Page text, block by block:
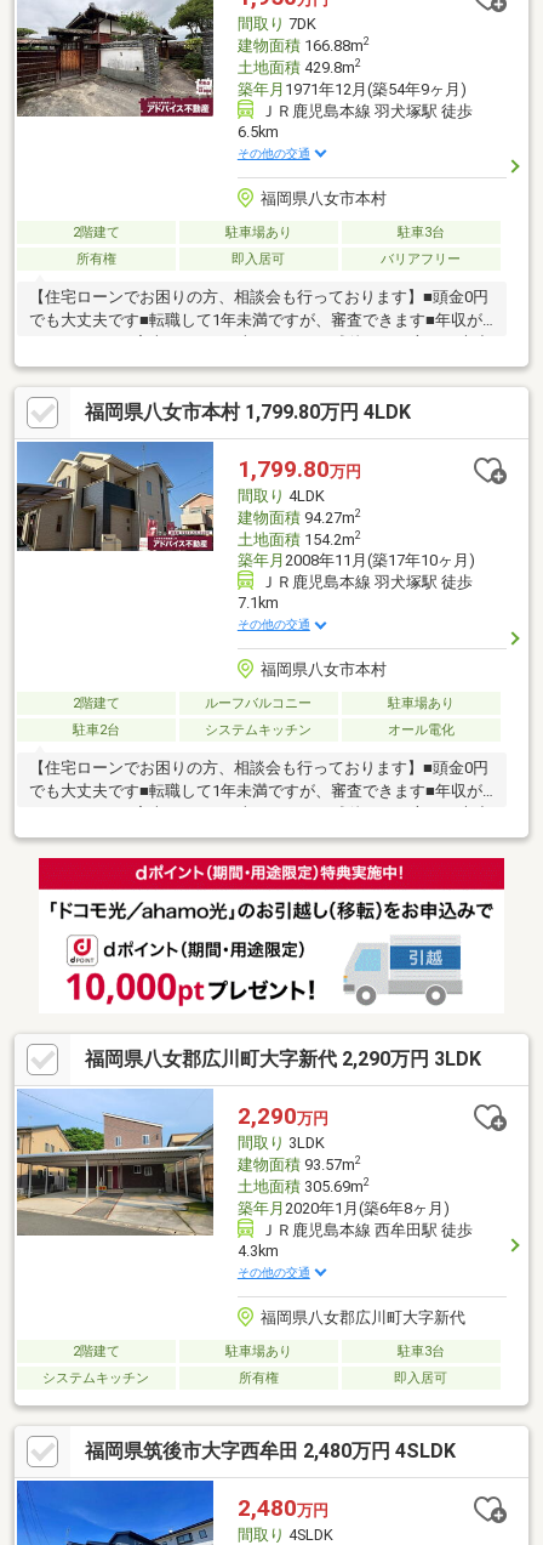
間取り 7DK
建物面積166.88m2
土地面積429.8m2
築年月 1971年12月(築54年9ヶ月)
ＪＲ鹿児島本線 羽犬塚駅 徒歩
6.5km
その他の交通
福岡県八女市本村
2階建て 駐車場あり
駐車3台
所有権
即入居可 バリアフリー
【住宅ローンでお困りの方、相談会も行っております】■頭金0円
でも大丈夫です■転職して1年未満ですが、審査できます■年収が
210万円～でも審査できます■車のローンの残債がある方でも大丈
夫■自営業でも家は買えます■シングルマザーでも家は買えます■
他の不動産屋で審査を断れても1度相談してください初めてのマイ
ホーム探しでお得情報お教え致します・不動産購入時にかかる税
金・住宅ローンの控除と手続き・諸経費のご説明※住宅ローンア
ドバイザーが丁寧に貴方様のマイホーム実現を幅広くサポート致
します！まだ借入が残っている方・すでに持家をお持ちの方、ど
んな事でもご相談下さい！
福岡県八女市本村 1,799.80万円 4LDK
1,799.80万円
間取り 4LDK
建物面積94.27m2
土地面積154.2m2
築年月 2008年11月(築17年10ヶ月)
ＪＲ鹿児島本線 羽犬塚駅 徒歩
7.1km
その他の交通
福岡県八女市本村
2階建て ルーフバルコニー
駐車場あり
駐車2台
システムキッチン オール電化
【住宅ローンでお困りの方、相談会も行っております】■頭金0円
でも大丈夫です■転職して1年未満ですが、審査できます■年収が
夫■自営業でも家は買えます■シングルマザーでも家は買えます■
他の不動産屋で審査を断れても1度相談してください初めてのマイ
ホーム探しでお得情報お教え致します・不動産購入時にかかる税
金・住宅ローンの控除と手続き・諸経費のご説明※住宅ローンア
します！まだ借入が残っている方・すでに持家をお持ちの方、ど
んな事でもご相談下さい！
福岡県八女郡広川町大字新代 2,290万円 3LDK
2,290万円
間取り 3LDK
建物面積93.57m2
土地面積305.69m2
築年月 2020年1月(築6年8ヶ月)
ＪＲ鹿児島本線 西牟田駅 徒歩
4.3km
その他の交通
福岡県八女郡広川町大字新代
2階建て 駐車場あり
駐車3台
システムキッチン
所有権 即入居可
福岡県筑後市大字西牟田 2,480万円 4SLDK
2,480万円
間取り 4SLDK